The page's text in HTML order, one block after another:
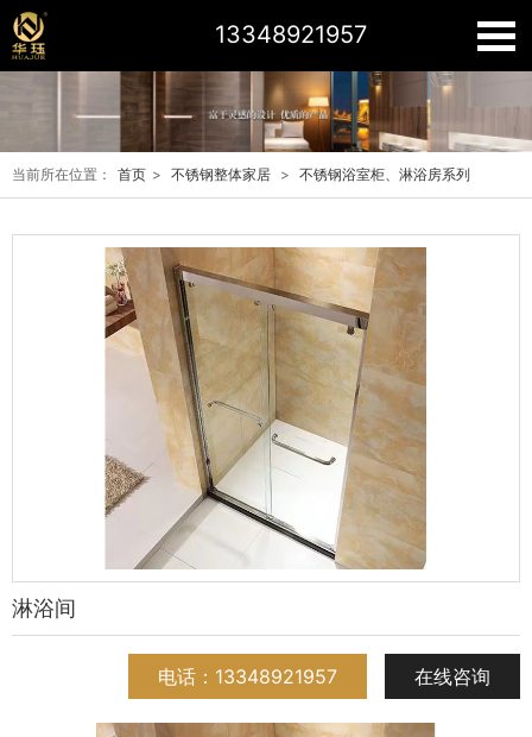
13348921957
当前所在位置： 首页 > 不锈钢整体家居 > 不锈钢浴室柜、淋浴房系列
淋浴间
在线咨询
电话：13348921957